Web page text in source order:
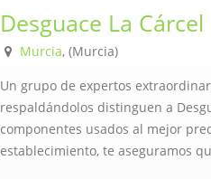
Desguace La Cárcel
Murcia, (Murcia)
Un grupo de expertos
respaldándolos distinguen a
componentes usados al mejor
establecimiento, te aseguramos